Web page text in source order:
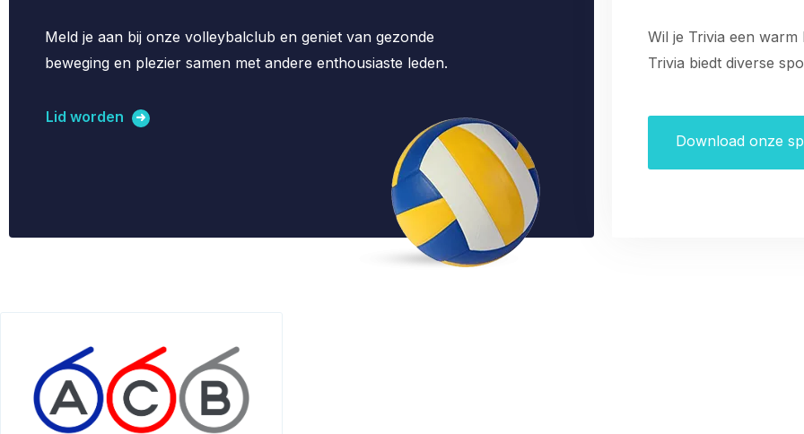
Meld je aan bij onze volleybalclub en geniet van gezonde
beweging en plezier samen met andere enthousiaste leden.
Lid worden
Wil je Trivia een
Trivia biedt diverse
Download onze